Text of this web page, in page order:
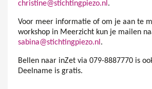
christine@stichtingpiezo.nl .
Voor meer informatie of om je aan te
workshop in Meerzicht kun je mailen
sabina@stichtingpiezo.nl .
Bellen naar inZet via 079-8887770 is
Deelname is gratis.